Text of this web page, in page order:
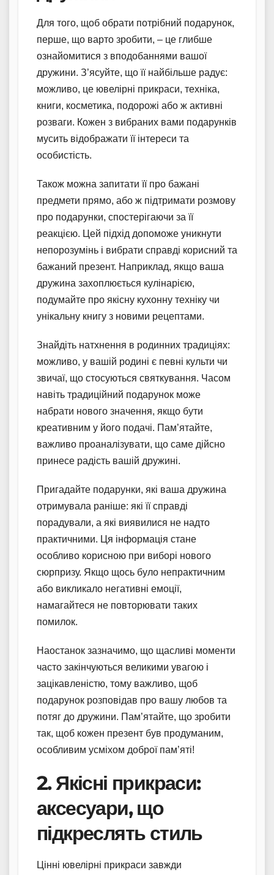
Для того, щоб обрати потрібний подарунок,
перше, що варто зробити, – це глибше
ознайомитися з вподобаннями вашої
дружини. З’ясуйте, що її найбільше радує:
можливо, це ювелірні прикраси, техніка,
книги, косметика, подорожі або ж активні
розваги. Кожен з вибраних вами подарунків
мусить відображати її інтереси та
особистість.
Також можна запитати її про бажані
предмети прямо, або ж підтримати розмову
про подарунки, спостерігаючи за її
реакцією. Цей підхід допоможе уникнути
непорозумінь і вибрати справді корисний та
бажаний презент. Наприклад, якщо ваша
дружина захоплюється кулінарією,
подумайте про якісну кухонну техніку чи
унікальну книгу з новими рецептами.
Знайдіть натхнення в родинних традиціях:
можливо, у вашій родині є певні культи чи
звичаї, що стосуються святкування. Часом
навіть традиційний подарунок може
набрати нового значення, якщо бути
креативним у його подачі. Пам’ятайте,
важливо проаналізувати, що саме дійсно
принесе радість вашій дружині.
Пригадайте подарунки, які ваша дружина
отримувала раніше: які її справді
порадували, а які виявилися не надто
практичними. Ця інформація стане
особливо корисною при виборі нового
сюрпризу. Якщо щось було непрактичним
або викликало негативні емоції,
намагайтеся не повторювати таких
помилок.
Наостанок зазначимо, що щасливі моменти
часто закінчуються великими увагою і
зацікавленістю, тому важливо, щоб
подарунок розповідав про вашу любов та
потяг до дружини. Пам’ятайте, що зробити
так, щоб кожен презент був продуманим,
особливим усміхом доброї пам’яті!
2. Якісні прикраси:
аксесуари, що
підкреслять стиль
Цінні ювелірні прикраси завжди